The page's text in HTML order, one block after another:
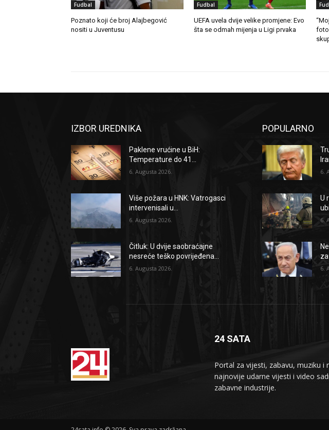
Fudbal
Poznato koji će broj Alajbegović
nositi u Juventusu
Fudbal
UEFA uvela dvije velike promjene: Evo
šta se odmah mijenja u Ligi prvaka
IZBOR UREDNIKA
Paklene vrućine u BiH:
Temperature do 41...
6. Augusta 2026.
Više požara u HNK: Vatrogasci
intervenisali u...
6. Augusta 2026.
Čitluk: U dvije saobraćajne
nesreće teško povrijeđena...
6. Augusta 2026.
POPULARNO
6.
U
6.
6.
24 SATA
Portal za vijesti, zabavu, muziku
najnovije udarne vijesti i video
zabavne industrije.